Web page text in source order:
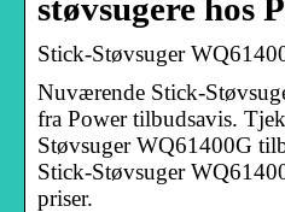
støvsugere hos
Stick-Støvsuger
Nuværende Stick-
fra Power tilbudsavis.
Støvsuger WQ61400G
Stick-Støvsuger
priser.